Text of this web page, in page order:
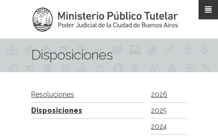
Disposiciones
Resoluciones
Disposiciones
2026
2025
2024